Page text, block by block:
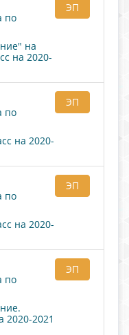
по
на
на 2020-
ЭП
по
на 2020-
ЭП
по
на 2020-
ЭП
по
2020-2021
ЭП